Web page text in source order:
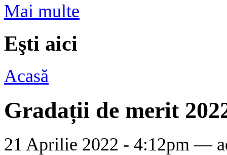
Mai multe
Eşti aici
Acasă
Gradații de merit
21 Aprilie 2022 - 4:12pm —